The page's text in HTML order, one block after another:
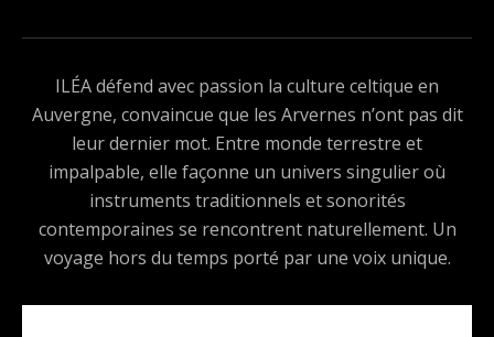
ILÉA défend avec passion la culture celtique en
Auvergne, convaincue que les Arvernes n’ont pas dit
leur dernier mot. Entre monde terrestre et
impalpable, elle façonne un univers singulier où
instruments traditionnels et sonorités
contemporaines se rencontrent naturellement. Un
voyage hors du temps porté par une voix unique.